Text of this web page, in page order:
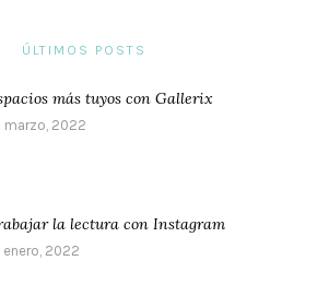
ÚLTIMOS POSTS
más tuyos con Gallerix
marzo, 2022
la lectura con Instagram
enero, 2022